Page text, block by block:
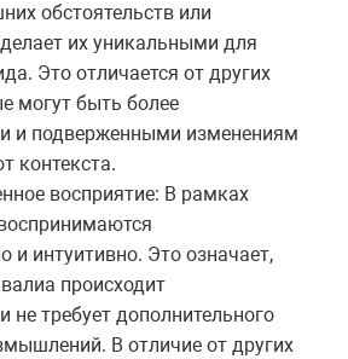
обстоятельств или
их уникальными для
Это отличается от других
могут быть более
и подверженными изменениям
контекста.
восприятие: В рамках
и интуитивно. Это означает,
происходит
не требует дополнительного
В отличие от других